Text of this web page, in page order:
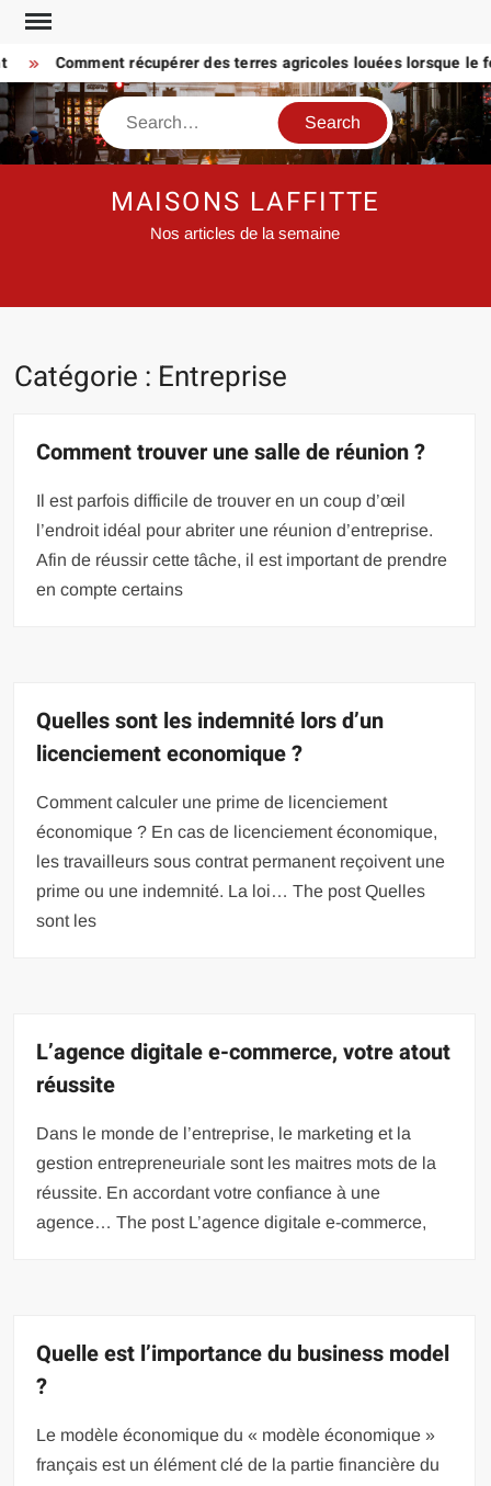
Skip
contentComment récupérer des terres agricoles louées lorsque le
Search
MAISONS LAFFITTE
Nos articles de la semaine
Catégorie : Entreprise
Comment trouver une salle de réunion ?
Il est parfois difficile de trouver en un coup d’œil
l’endroit idéal pour abriter une réunion d’entreprise.
Afin de réussir cette tâche, il est important de prendre
en compte certains
Quelles sont les indemnité lors d’un
licenciement economique ?
Comment calculer une prime de licenciement
économique ? En cas de licenciement économique,
les travailleurs sous contrat permanent reçoivent une
prime ou une indemnité. La loi… The post Quelles
sont les
L’agence digitale e-commerce, votre atout
réussite
Dans le monde de l’entreprise, le marketing et la
gestion entrepreneuriale sont les maitres mots de la
réussite. En accordant votre confiance à une
agence… The post L’agence digitale e-commerce,
Quelle est l’importance du business model
?
Le modèle économique du « modèle économique »
français est un élément clé de la partie financière du